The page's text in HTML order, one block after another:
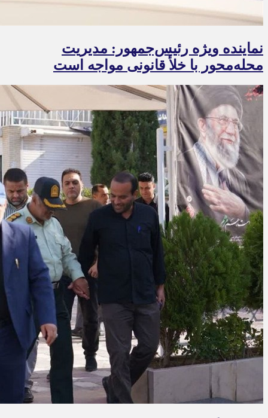
نماینده ویژه رئیس‌جمهور: مدیریت
محله‌محور با خلأ قانونی مواجه است